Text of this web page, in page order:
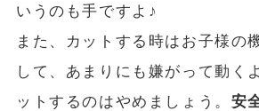
いうのも手ですよ♪
また、カットする時はお子様の
して、あまりにも嫌がって動く
ットするのはやめましょう。 安